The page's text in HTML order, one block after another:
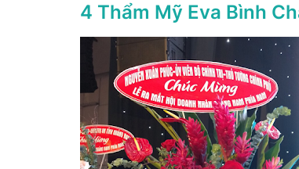
4 Thẩm Mỹ Eva Bình